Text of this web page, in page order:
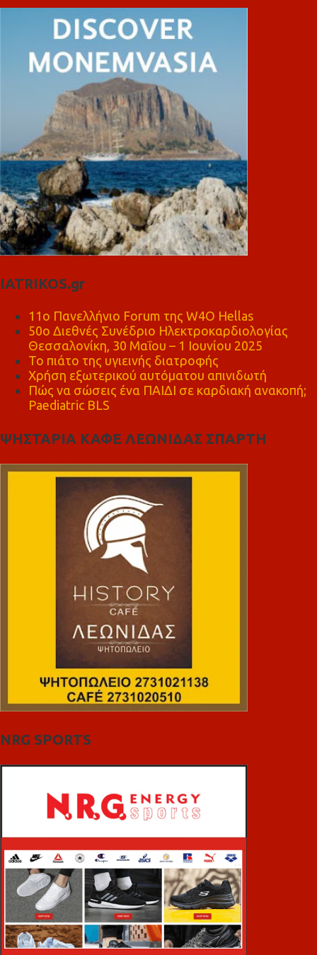
IATRIKOS.gr
11ο Πανελλήνιο Forum της W4O Hellas
50ο Διεθνές Συνέδριο Ηλεκτροκαρδιολογίας
Θεσσαλονίκη, 30 Μαΐου – 1 Ιουνίου 2025
Το πιάτο της υγιεινής διατροφής
Χρήση εξωτερικού αυτόματου απινιδωτή
Πώς να σώσεις ένα ΠΑΙΔΙ σε καρδιακή ανακοπή;
Paediatric BLS
ΨΗΣΤΑΡΙΑ ΚΑΦΕ ΛΕΩΝΙΔΑΣ ΣΠΑΡΤΗ
NRG SPORTS